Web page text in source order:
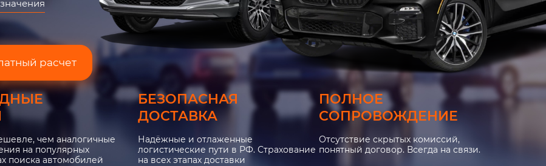
расчет
чем аналогичные
на популярных
поиска автомобилей
БЕЗОПАСНАЯ
ДОСТАВКА
Надёжные и отлаженные
логистические пути в РФ. Страхование
на всех этапах доставки
ПОЛНОЕ
СОПРОВОЖДЕНИЕ
Отсутствие скрытых комиссий,
понятный договор. Всегда на связи.